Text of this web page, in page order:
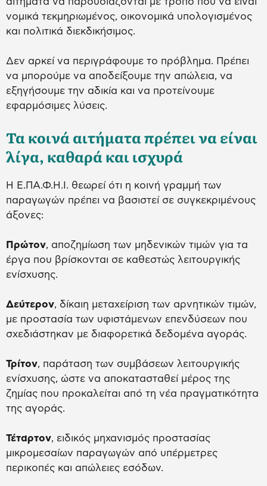
νομικά τεκμηριωμένος, οικονομικά υπολογισμένος
και πολιτικά διεκδικήσιμος.
Δεν αρκεί να περιγράφουμε το πρόβλημα. Πρέπει
να μπορούμε να αποδείξουμε την απώλεια, να
εξηγήσουμε την αδικία και να προτείνουμε
εφαρμόσιμες λύσεις.
Τα κοινά αιτήματα πρέπει να είναι
λίγα, καθαρά και ισχυρά
Η Ε.ΠΑ.Φ.Η.Ι. θεωρεί ότι η κοινή γραμμή των
παραγωγών πρέπει να βασιστεί σε συγκεκριμένους
άξονες:
Πρώτον, αποζημίωση των μηδενικών τιμών για τα
έργα που βρίσκονται σε καθεστώς λειτουργικής
ενίσχυσης.
Δεύτερον, δίκαιη μεταχείριση των αρνητικών τιμών,
με προστασία των υφιστάμενων επενδύσεων που
σχεδιάστηκαν με διαφορετικά δεδομένα αγοράς.
Τρίτον, παράταση των συμβάσεων λειτουργικής
ενίσχυσης, ώστε να αποκατασταθεί μέρος της
ζημίας που προκαλείται από τη νέα πραγματικότητα
της αγοράς.
Τέταρτον, ειδικός μηχανισμός προστασίας
μικρομεσαίων παραγωγών από υπέρμετρες
περικοπές και απώλειες εσόδων.